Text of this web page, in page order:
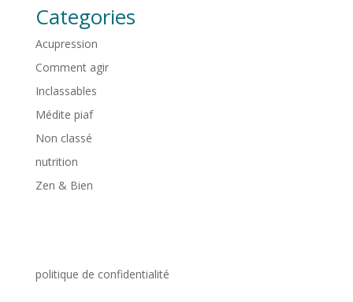
Categories
Acupression
Comment agir
Inclassables
Médite piaf
Non classé
nutrition
Zen & Bien
politique de confidentialité